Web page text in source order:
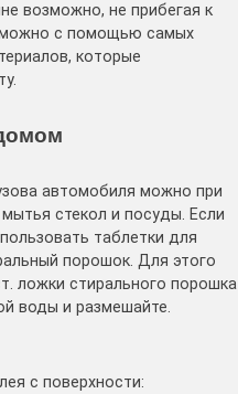
возможно, не прибегая к
можно с помощью самых
которые
автомобиля можно при
стекол и посуды. Если
таблетки для
порошок. Для этого
ложки стирального порошка
воды и размешайте.
с поверхности: